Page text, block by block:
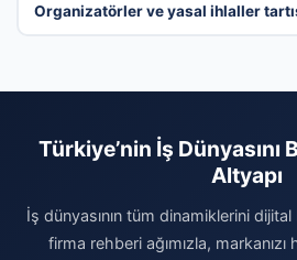
Organizatörler ve yasal ihlaller
Türkiye’nin İş
Altyapı
İş dünyasının tüm dinamiklerini
firma rehberi ağımızla,